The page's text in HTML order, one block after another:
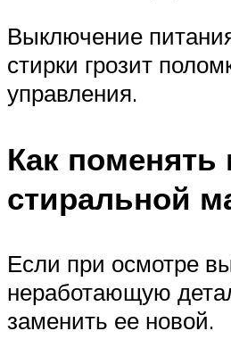
Выключение
стирки грозит
управления.
Как поменять
стиральной
Если при осмотре
неработающую
заменить ее новой.